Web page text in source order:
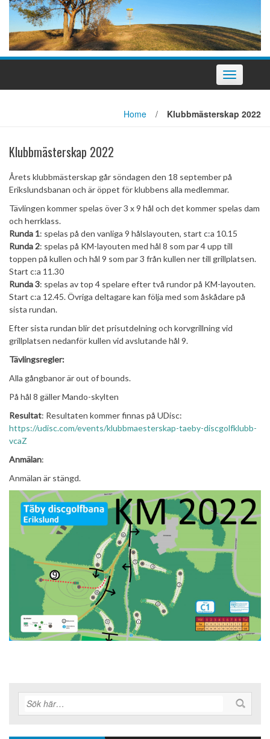
Slå
på/av
navigering
Home / Klubbmästerskap 2022
Klubbmästerskap 2022
Årets klubbmästerskap går söndagen den 18 september på
Erikslundsbanan och är öppet för klubbens alla medlemmar.
Tävlingen kommer spelas över 3 x 9 hål och det kommer spelas dam
och herrklass.
Runda 1: spelas på den vanliga 9 hålslayouten, start c:a 10.15
Runda 2: spelas på KM-layouten med hål 8 som par 4 upp till
toppen på kullen och hål 9 som par 3 från kullen ner till grillplatsen.
Start c:a 11.30
Runda 3: spelas av top 4 spelare efter två rundor på KM-layouten.
Start c:a 12.45. Övriga deltagare kan följa med som åskådare på
sista rundan.
Efter sista rundan blir det prisutdelning och korvgrillning vid
grillplatsen nedanför kullen vid avslutande hål 9.
Tävlingsregler:
Alla gångbanor är out of bounds.
På hål 8 gäller Mando-skylten
Resultat: Resultaten kommer finnas på UDisc:
https://udisc.com/events/klubbmaesterskap-taeby-discgolfklubb-
vcaZ
Anmälan:
Anmälan är stängd.